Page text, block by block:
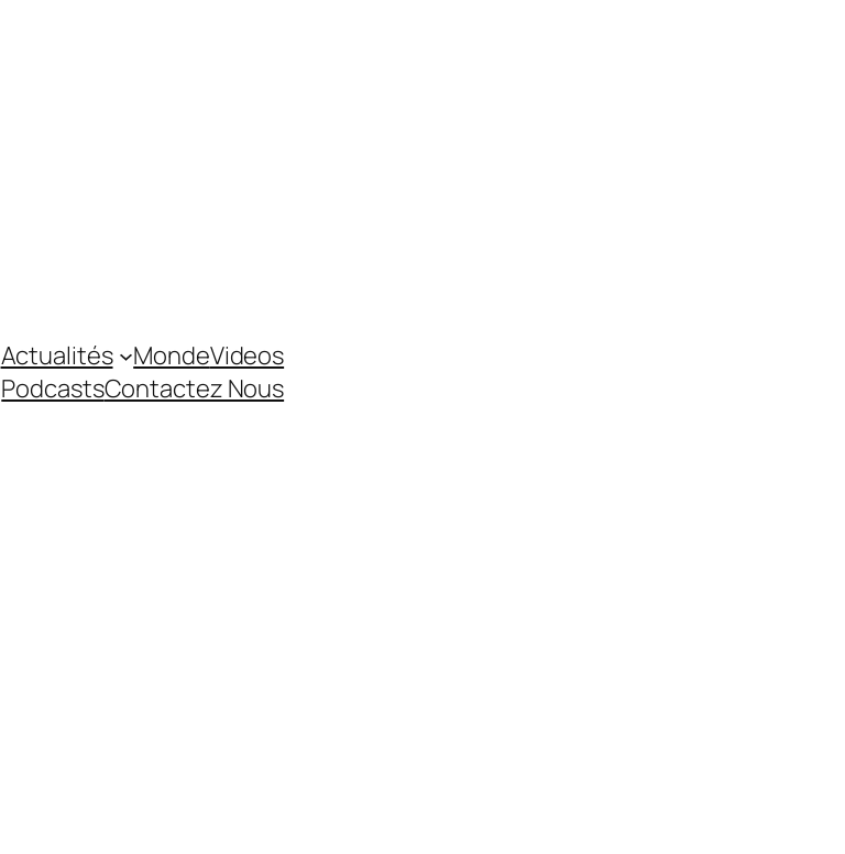
Actualités MondeVideos
PodcastsContactez Nous